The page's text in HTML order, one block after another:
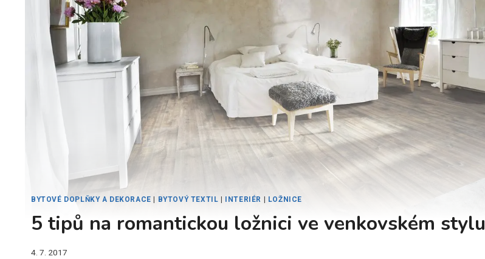
BYTOVÉ DOPLŇKY A DEKORACE BYTOVÝ TEXTIL INTERIÉR LOŽNICE
5 tipů na romantickou ložnici ve venkovském stylu
4. 7. 2017